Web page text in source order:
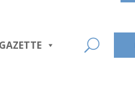
GAZETTE